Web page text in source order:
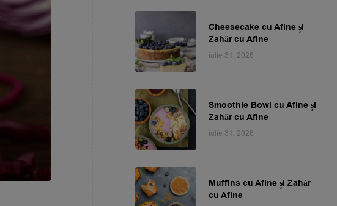
Cheesecake cu Afine și
Zahăr cu Afine
iulie 31, 2026
Smoothie Bowl cu Afine și
Zahăr cu Afine
iulie 31, 2026
Muffins cu Afine și Zahăr
cu Afine